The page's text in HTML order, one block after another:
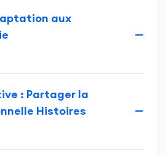
aux
: Partager la
Histoires